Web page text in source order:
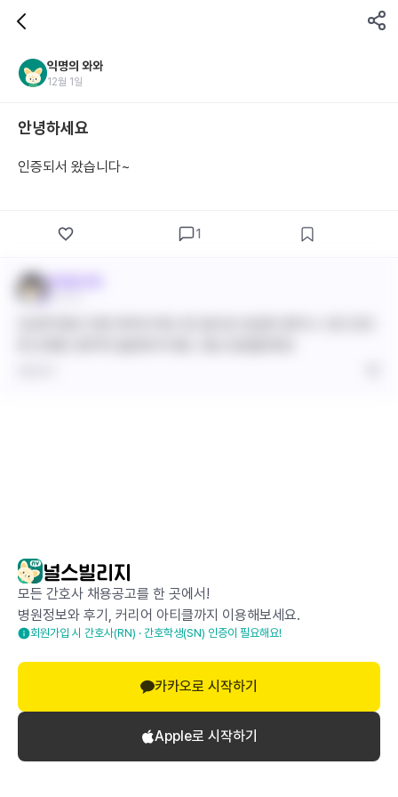
익명의 와와
12월 1일
안녕하세요
인증되서 왔습니다~
1
로그인하고 댓글 달기
바이탈 와와
12월 1일
모든 간호사 채용공고를 한 곳에서!
병원정보와 후기, 커리어 아티클까지 이용해보세요.
회원가입 시 간호사(RN) · 간호학생(SN) 인증이 필요해요!
카카오로 시작하기
Apple로 시작하기